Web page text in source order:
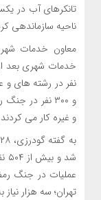
ناحیه سازماندهی
معاون خدمات
و ۳۰۰ نفر در
و غیره کار می
تهران؛ سه هزار